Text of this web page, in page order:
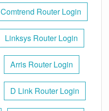
Comtrend Router Login
Linksys Router Login
Arris Router Login
D Link Router Login